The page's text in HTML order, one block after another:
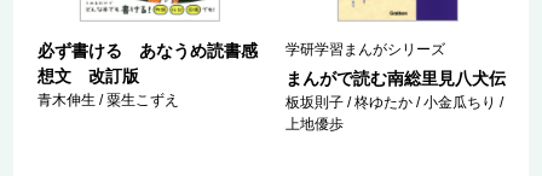
必ず書ける あなうめ読書感
想文 改訂版
青木伸生 / 粟生こずえ
学研学習まんがシリーズ
まんがで読む南総里見八犬伝
板坂則子 / 柊ゆたか / 小金瓜ちり /
上地優歩